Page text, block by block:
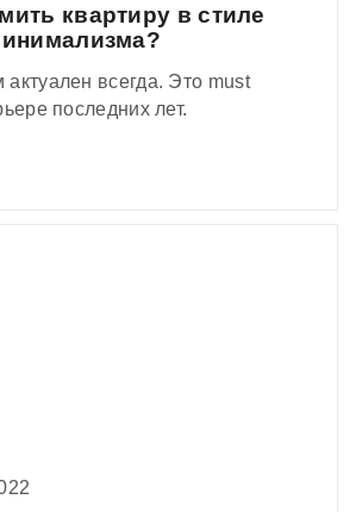
квартиру в стиле
всегда. Это must
последних лет.